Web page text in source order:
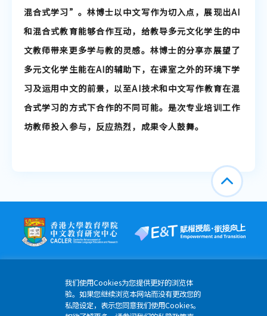
我们使用Cookies为您提供更好的浏览体
验。如果您继续浏览本网站而没有更改您的
私隐设定，表示您同意我们使用Cookies。
混合式学习”。林博士以中文写作为切入点，展现出AI
和混合式教育能够合作互动，给教导多元文化学生的中
文教师带来更多学与教的灵感。林博士的分享亦展望了
多元文化学生能在AI的辅助下，在课室之外的环境下学
习及运用中文的前景，以至AI技术和中文写作教育在混
合式学习的方式下合作的不同可能。是次专业培训工作
坊教师投入参与，反应热烈，成果令人鼓舞。
香港薄扶林道香港大学明华综合大楼6楼608-613室